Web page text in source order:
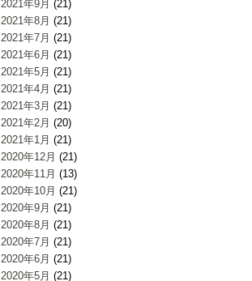
2021年9月 (21)
2021年8月 (21)
2021年7月 (21)
2021年6月 (21)
2021年5月 (21)
2021年4月 (21)
2021年3月 (21)
2021年2月 (20)
2021年1月 (21)
2020年12月 (21)
2020年11月 (13)
2020年10月 (21)
2020年9月 (21)
2020年8月 (21)
2020年7月 (21)
2020年6月 (21)
2020年5月 (21)